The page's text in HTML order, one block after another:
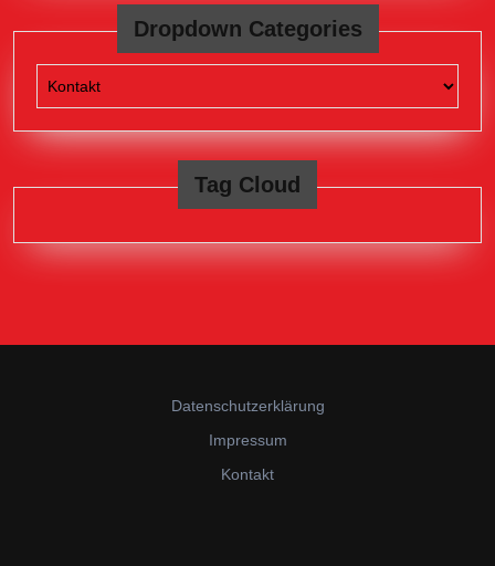
Dropdown Categories
Tag Cloud
Datenschutzerklärung
Impressum
Kontakt